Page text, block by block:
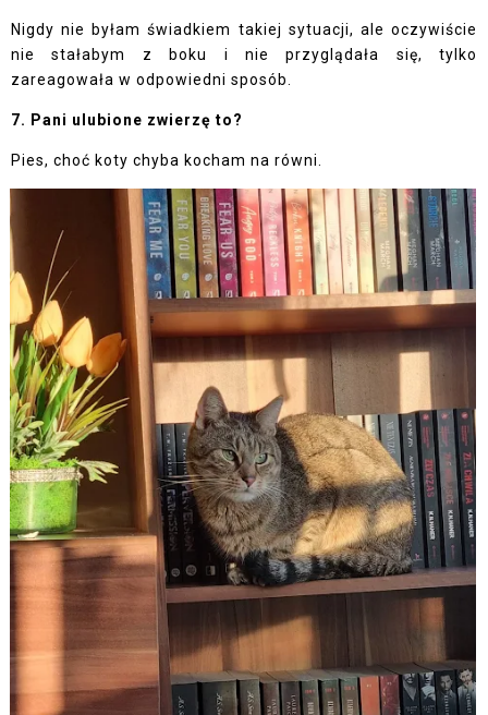
Nigdy nie byłam świadkiem takiej sytuacji, ale oczywiście
nie stałabym z boku i nie przyglądała się, tylko
zareagowała w odpowiedni sposób.
7. Pani ulubione zwierzę to?
Pies, choć koty chyba kocham na równi.